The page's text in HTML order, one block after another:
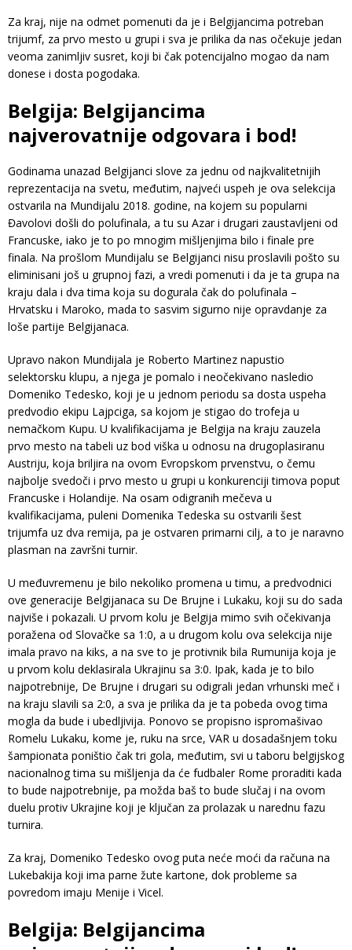
Za kraj, nije na odmet pomenuti da je i Belgijancima potreban
trijumf, za prvo mesto u grupi i sva je prilika da nas očekuje jedan
veoma zanimljiv susret, koji bi čak potencijalno mogao da nam
donese i dosta pogodaka.
Belgija: Belgijancima
najverovatnije odgovara i bod!
Godinama unazad Belgijanci slove za jednu od najkvalitetnijih
reprezentacija na svetu, međutim, najveći uspeh je ova selekcija
ostvarila na Mundijalu 2018. godine, na kojem su popularni
Đavolovi došli do polufinala, a tu su Azar i drugari zaustavljeni od
Francuske, iako je to po mnogim mišljenjima bilo i finale pre
finala. Na prošlom Mundijalu se Belgijanci nisu proslavili pošto su
eliminisani još u grupnoj fazi, a vredi pomenuti i da je ta grupa na
kraju dala i dva tima koja su dogurala čak do polufinala –
Hrvatsku i Maroko, mada to sasvim sigurno nije opravdanje za
loše partije Belgijanaca.
Upravo nakon Mundijala je Roberto Martinez napustio
selektorsku klupu, a njega je pomalo i neočekivano nasledio
Domeniko Tedesko, koji je u jednom periodu sa dosta uspeha
predvodio ekipu Lajpciga, sa kojom je stigao do trofeja u
nemačkom Kupu. U kvalifikacijama je Belgija na kraju zauzela
prvo mesto na tabeli uz bod viška u odnosu na drugoplasiranu
Austriju, koja briljira na ovom Evropskom prvenstvu, o čemu
najbolje svedoči i prvo mesto u grupi u konkurenciji timova poput
Francuske i Holandije. Na osam odigranih mečeva u
kvalifikacijama, puleni Domenika Tedeska su ostvarili šest
trijumfa uz dva remija, pa je ostvaren primarni cilj, a to je naravno
plasman na završni turnir.
U međuvremenu je bilo nekoliko promena u timu, a predvodnici
ove generacije Belgijanaca su De Brujne i Lukaku, koji su do sada
najviše i pokazali. U prvom kolu je Belgija mimo svih očekivanja
poražena od Slovačke sa 1:0, a u drugom kolu ova selekcija nije
imala pravo na kiks, a na sve to je protivnik bila Rumunija koja je
u prvom kolu deklasirala Ukrajinu sa 3:0. Ipak, kada je to bilo
najpotrebnije, De Brujne i drugari su odigrali jedan vrhunski meč i
na kraju slavili sa 2:0, a sva je prilika da je ta pobeda ovog tima
mogla da bude i ubedljivija. Ponovo se propisno ispromašivao
Romelu Lukaku, kome je, ruku na srce, VAR u dosadašnjem toku
šampionata poništio čak tri gola, međutim, svi u taboru belgijskog
nacionalnog tima su mišljenja da će fudbaler Rome proraditi kada
to bude najpotrebnije, pa možda baš to bude slučaj i na ovom
duelu protiv Ukrajine koji je ključan za prolazak u narednu fazu
turnira.
Za kraj, Domeniko Tedesko ovog puta neće moći da računa na
Lukebakija koji ima parne žute kartone, dok probleme sa
povredom imaju Menije i Vicel.
Belgija: Belgijancima